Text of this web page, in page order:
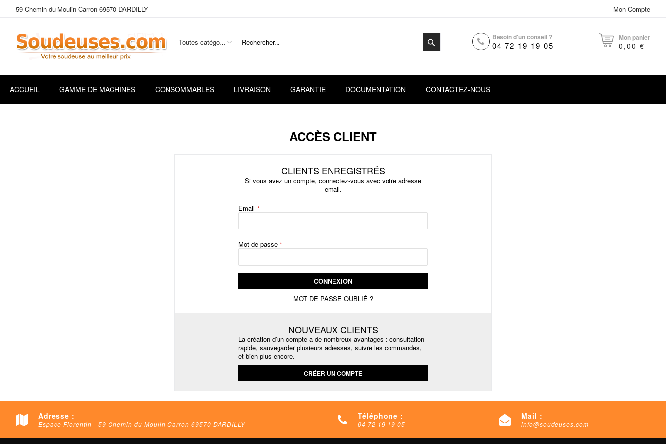
59 Chemin du Moulin Carron 69570 DARDILLY Mon Compte
Toutes catégories RECHERCHER Besoin d'un conseil ?
04 72 19 19 05
Mon panier
0,00 €
ACCUEIL GAMME DE MACHINES CONSOMMABLES LIVRAISON GARANTIE DOCUMENTATION CONTACTEZ-NOUS
ACCÈS CLIENT
CLIENTS ENREGISTRÉS
Si vous avez un compte, connectez-vous avec votre adresse
email.
Email
Mot de passe
CONNEXION
MOT DE PASSE OUBLIÉ ?
NOUVEAUX CLIENTS
La création d’un compte a de nombreux avantages : consultation
rapide, sauvegarder plusieurs adresses, suivre les commandes,
et bien plus encore.
CRÉER UN COMPTE
Adresse :
Espace Florentin - 59 Chemin du Moulin Carron 69570 DARDILLY
Téléphone :
04 72 19 19 05
Mail :
info@soudeuses.com